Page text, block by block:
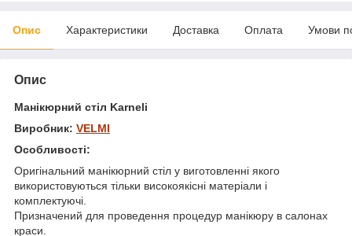
Опис Характеристики Доставка Оплата Умови
Опис
Манікюрний стіл Karneli
Виробник: VELMI
Особливості:
Оригінальний манікюрний стіл у виготовленні якого
використовуються тільки високоякісні матеріали і
комплектуючі.
Призначений для проведення процедур манікюру в салонах
краси.